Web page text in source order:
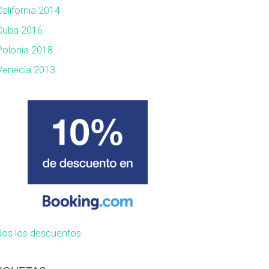
2014
2016
2018
2013
los descuentos